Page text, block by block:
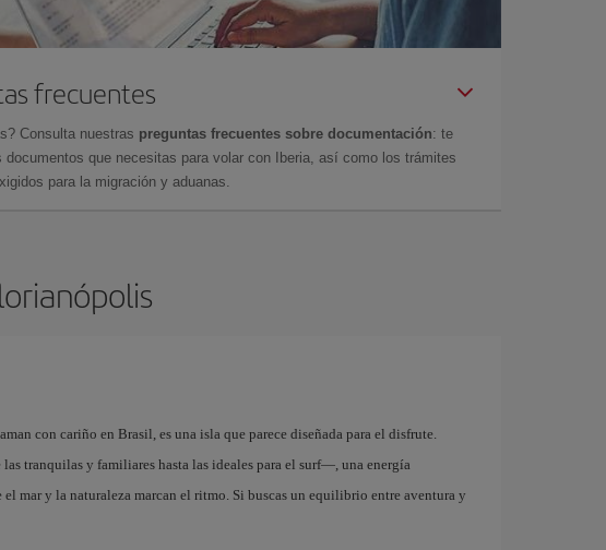
frecuentes
Consulta nuestras preguntas frecuentes sobre documentación: te
documentos que necesitas para volar con Iberia, así como los trámites
para la migración y aduanas.
con cariño en Brasil, es una isla que parece diseñada para el disfrute.
tranquilas y familiares hasta las ideales para el surf—, una energía
mar y la naturaleza marcan el ritmo. Si buscas un equilibrio entre aventura y